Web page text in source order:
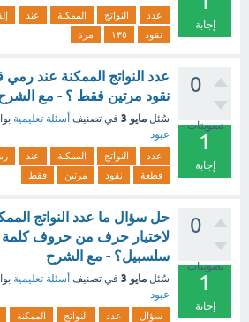
إجابة
عدد النواتج الممكنة عند
نقود
١٣٥ مرة
0
تصويتات
1
إجابة
عدد النواتج الممكنة عند
نقود مرتين فقط ؟ - مع
سُئل مايو 3 في تصنيف أسئلة تعليمية
عبود
عدد النواتج الممكنة عند
قطعة
نقود مرتين فقط
0
تصويتات
1
إجابة
حل سؤال ما عدد النواتج
لاختيار حرف من حروف كلمة
سلسبيل؟ - مع الشرح
سُئل مايو 3 في تصنيف أسئلة تعليمية
عبود
سؤال عدد النواتج الممكنة